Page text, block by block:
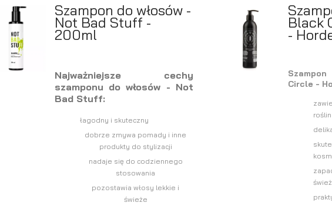
Szampon do włosów -
Not Bad Stuff -
200ml
Najważniejsze cechy
szamponu do włosów - Not
Bad Stuff:
łagodny i skuteczny
dobrze zmywa pomady i inne
produkty do stylizacji
nadaje się do codziennego
stosowania
pozostawia włosy lekkie i
świeże
Black
-
Circle -